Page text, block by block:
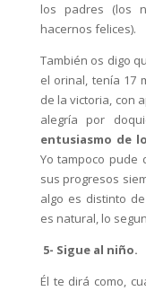
los padres (los
hacernos felices).
También os digo
el orinal, tenía 17
de la victoria, con
alegría por
entusiasmo de
Yo tampoco pude
sus progresos
algo es distinto
es natural, lo
5- Sigue al niño.
Él te dirá como,